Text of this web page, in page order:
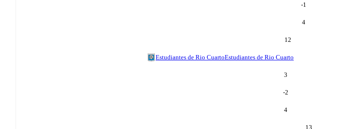
-1
4
12
Estudiantes de Rio CuartoEstudiantes de Rio Cuarto
3
-2
4
13